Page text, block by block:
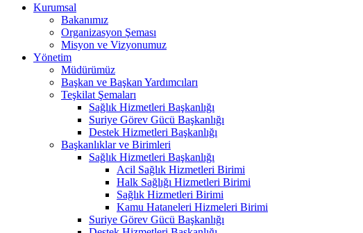
Kurumsal
Bakanımız
Organizasyon Şeması
Misyon ve Vizyonumuz
Yönetim
Müdürümüz
Başkan ve Başkan Yardımcıları
Teşkilat Şemaları
Sağlık Hizmetleri Başkanlığı
Suriye Görev Gücü Başkanlığı
Destek Hizmetleri Başkanlığı
Başkanlıklar ve Birimleri
Sağlık Hizmetleri Başkanlığı
Acil Sağlık Hizmetleri Birimi
Halk Sağlığı Hizmetleri Birimi
Sağlık Hizmetleri Birimi
Kamu Hataneleri Hizmeleri Birimi
Suriye Görev Gücü Başkanlığı